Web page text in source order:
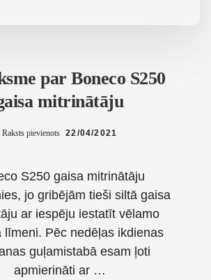
par Boneco S250
mitrinātāju
Raksts pievienots 22/04/2021
S250 gaisa mitrinātāju
jo gribējām tieši siltā gaisa
ar iespēju iestatīt vēlamo
līmeni. Pēc nedēļas ikdienas
guļamistabā esam ļoti
apmierināti ar …